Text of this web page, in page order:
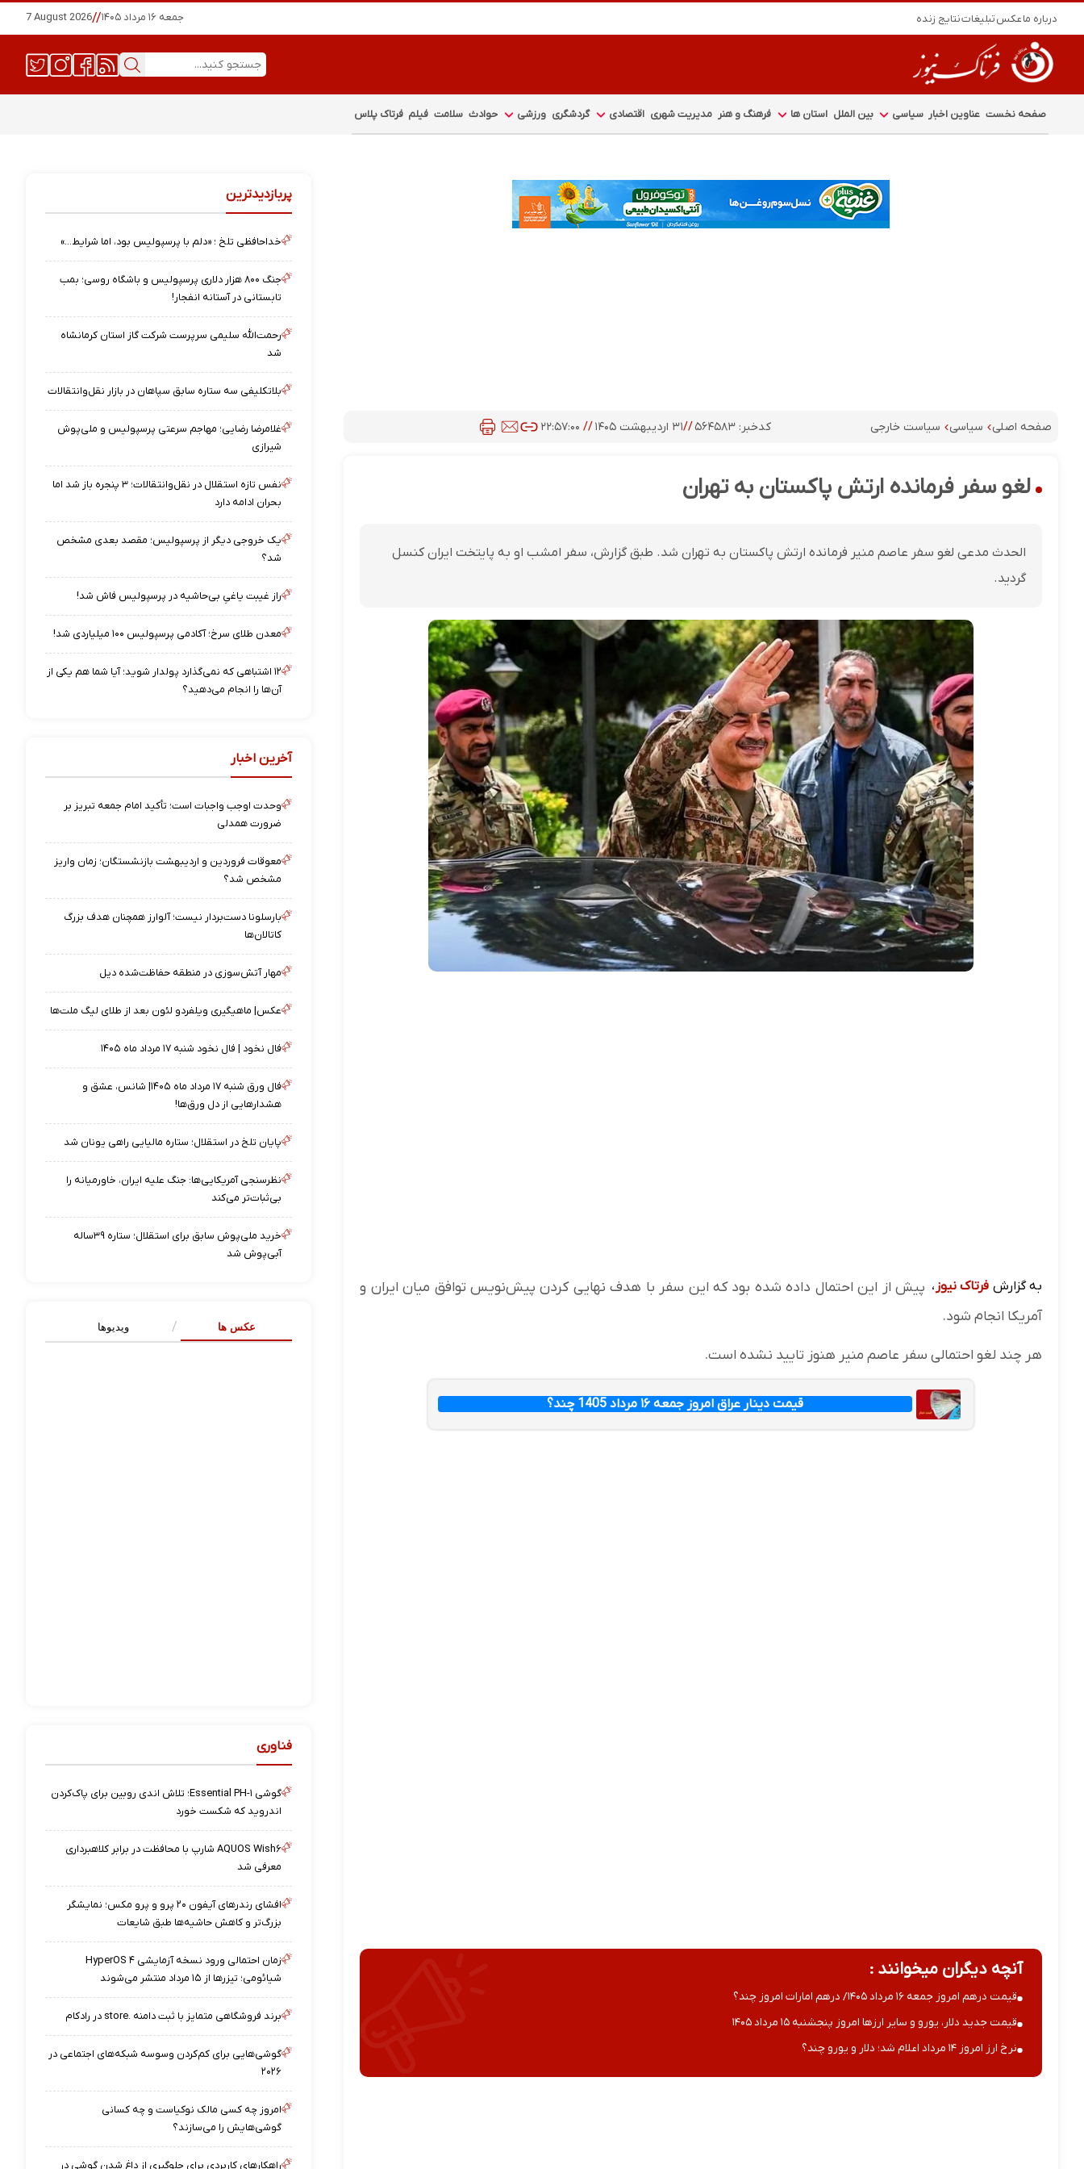
درباره ماعکستبلیغاتنتایج زنده جمعه ۱۶ مرداد ۱۴۰۵ //
7 August 2026
صفحه نخست عناوین اخبار سیاسی بین الملل استان ها فرهنگ و هنر مدیریت شهری اقتصادی گردشگری ورزشی حوادث سلامت فیلم فرتاک پلاس
صفحه اصلی سیاسی سیاست خارجی کدخبر: ۵۶۴۵۸۳ //۳۱ اردیبهشت ۱۴۰۵ // ۲۲:۵۷:۰۰
لغو سفر فرمانده ارتش پاکستان به تهران
الحدث مدعی لغو سفر عاصم منیر فرمانده ارتش پاکستان به تهران شد. طبق گزارش، سفر امشب او به پایتخت ایران کنسل
گردید.
به گزارش فرتاک نیوز ، پیش از این احتمال داده شده بود که این سفر با هدف نهایی کردن پیش‌نویس توافق میان ایران و
آمریکا انجام شود.
هر چند لغو احتمالی سفر عاصم منیر هنوز تایید نشده است.
قیمت دینار عراق امروز جمعه ۱۶ مرداد 1405 چند؟
آنچه دیگران میخوانند :
قیمت درهم امروز جمعه ۱۶ مرداد ۱۴۰۵/ درهم امارات امروز چند؟
قیمت جدید دلار، یورو و سایر ارزها امروز پنجشنبه ۱۵ مرداد ۱۴۰۵
نرخ ارز امروز ۱۴ مرداد اعلام شد؛ دلار و یورو چند؟
پربازدیدترین
خداحافظی تلخ ؛ «دلم با پرسپولیس بود، اما شرایط…»
جنگ ۸۰۰ هزار دلاری پرسپولیس و باشگاه روسی؛ بمب
تابستانی در آستانه انفجار!
رحمت‌الله سلیمی سرپرست شرکت گاز استان کرمانشاه
شد
بلاتکلیفی سه ستاره سابق سپاهان در بازار نقل‌وانتقالات
غلامرضا رضایی؛ مهاجم سرعتی پرسپولیس و ملی‌پوش
شیرازی
نفس تازه استقلال در نقل‌وانتقالات؛ ۳ پنجره باز شد اما
بحران ادامه دارد
یک خروجی دیگر از پرسپولیس؛ مقصد بعدی مشخص
شد؟
راز غیبت یاغیِ بی‌حاشیه در پرسپولیس فاش شد!
معدن طلای سرخ؛ آکادمی پرسپولیس ۱۰۰ میلیاردی شد!
۱۲ اشتباهی که نمی‌گذارد پولدار شوید؛ آیا شما هم یکی از
آن‌ها را انجام می‌دهید؟
آخرین اخبار
وحدت اوجب واجبات است؛ تأکید امام جمعه تبریز بر
ضرورت همدلی
معوقات فروردین و اردیبهشت بازنشستگان؛ زمان واریز
مشخص شد؟
بارسلونا دست‌بردار نیست؛ آلوارز همچنان هدف بزرگ
کاتالان‌ها
مهار آتش‌سوزی در منطقه حفاظت‌شده دیل
عکس| ماهیگیری ویلفردو لئون بعد از طلای لیگ ملت‌ها
فال نخود | فال نخود شنبه ۱۷ مرداد ماه ۱۴۰۵
فال ورق شنبه ۱۷ مرداد ماه ۱۴۰۵| شانس، عشق و
هشدارهایی از دل ورق‌ها!
پایان تلخ در استقلال؛ ستاره مالیایی راهی یونان شد
نظرسنجی آمریکایی‌ها: جنگ علیه ایران، خاورمیانه را
بی‌ثبات‌تر می‌کند
خرید ملی‌پوش سابق برای استقلال؛ ستاره ۳۹ساله
آبی‌پوش شد
عکس ها ویدیوها
فناوری
گوشی Essential PH-۱؛ تلاش اندی روبین برای پاک‌کردن
اندروید که شکست خورد
AQUOS Wish۶ شارپ با محافظت در برابر کلاهبرداری
معرفی شد
افشای رندرهای آیفون ۲۰ پرو و پرو مکس؛ نمایشگر
بزرگ‌تر و کاهش حاشیه‌ها طبق شایعات
زمان احتمالی ورود نسخه آزمایشی HyperOS ۴
شیائومی؛ تیزرها از ۱۵ مرداد منتشر می‌شوند
برند فروشگاهی متمایز با ثبت دامنه .store در رادکام
گوشی‌هایی برای کم‌کردن وسوسه شبکه‌های اجتماعی در
۲۰۲۶
امروز چه کسی مالک نوکیاست و چه کسانی
گوشی‌هایش را می‌سازند؟
راهکارهای کاربردی برای جلوگیری از داغ شدن گوشی در